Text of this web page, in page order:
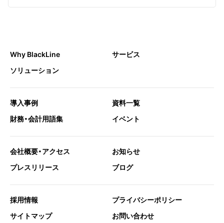
Why BlackLine
サービス
ソリューション
導入事例
資料一覧
財務・会計用語集
イベント
会社概要・アクセス
お知らせ
プレスリリース
ブログ
採用情報
プライバシーポリシー
サイトマップ
お問い合わせ